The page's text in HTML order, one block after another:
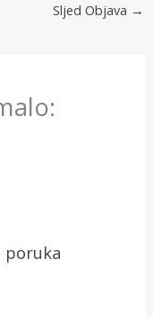
Sljed Objava →
poruka